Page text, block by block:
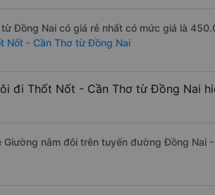
Đồng Nai có giá rẻ nhất có mức giá là
Nốt - Cần Thơ từ Đồng Nai
đi Thốt Nốt - Cần Thơ từ Đồng Nai
nằm đôi trên tuyến đường Đồng Nai